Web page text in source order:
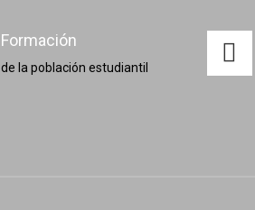
Formación
de la población estudiantil